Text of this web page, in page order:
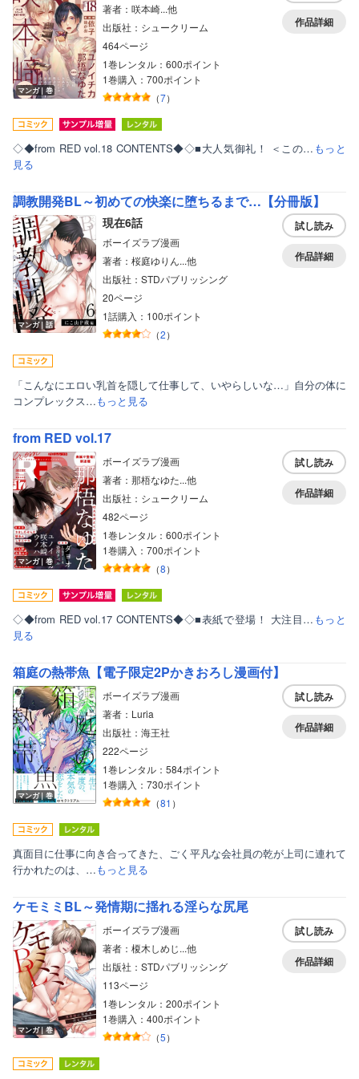
マンガ｜巻
著者：咲本崎...他
出版社：シュークリーム
464ページ
1巻レンタル：600ポイント
1巻購入：700ポイント
（7）
作品詳細
◇◆from RED vol.18 CONTENTS◆◇■大人気御礼！ ＜この… もっと
見る
調教開発BL～初めての快楽に堕ちるまで…【分冊版】
マンガ｜話
現在6話
ボーイズラブ漫画
著者：桜庭ゆりん...他
出版社：STDパブリッシング
20ページ
1話購入：100ポイント
（2）
試し読み
作品詳細
「こんなにエロい乳首を隠して仕事して、いやらしいな…」自分の体に
コンプレックス…もっと見る
from RED vol.17
マンガ｜巻
ボーイズラブ漫画
著者：那梧なゆた...他
出版社：シュークリーム
482ページ
1巻レンタル：600ポイント
1巻購入：700ポイント
（8）
試し読み
作品詳細
◇◆from RED vol.17 CONTENTS◆◇■表紙で登場！ 大注目… もっと
見る
箱庭の熱帯魚【電子限定2Pかきおろし漫画付】
マンガ｜巻
ボーイズラブ漫画
著者：Luria
出版社：海王社
222ページ
1巻レンタル：584ポイント
1巻購入：730ポイント
（81 ）
試し読み
作品詳細
真面目に仕事に向き合ってきた、ごく平凡な会社員の乾が上司に連れて
行かれたのは、…もっと見る
ケモミミBL～発情期に揺れる淫らな尻尾
マンガ｜巻
ボーイズラブ漫画
著者：榎木しめじ...他
出版社：STDパブリッシング
113ページ
1巻レンタル：200ポイント
1巻購入：400ポイント
（5）
試し読み
作品詳細